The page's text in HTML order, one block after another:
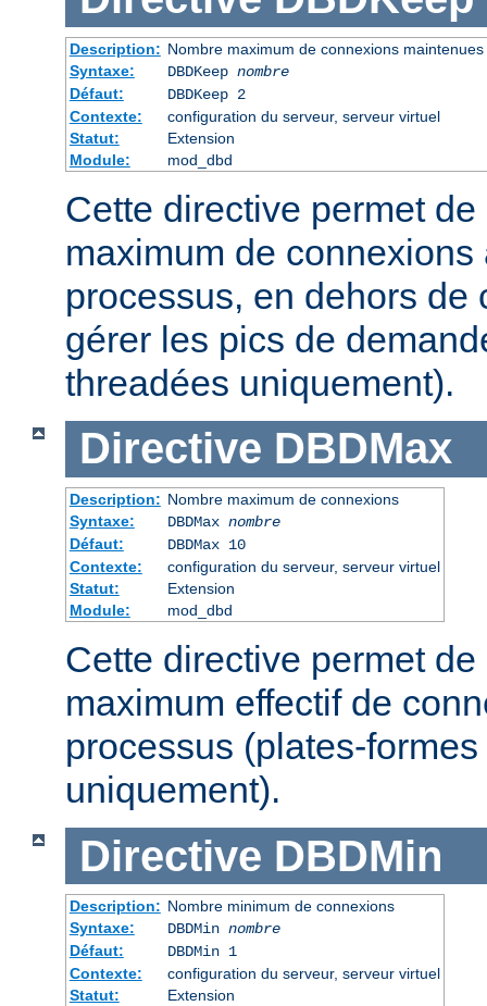
Description: Nombre maximum de connexions maintenues
Syntaxe:
DBDKeep nombre
Défaut:
DBDKeep 2
Contexte:
configuration du serveur, serveur virtuel
Statut:
Extension
Module:
mod_dbd
Cette directive permet
maximum de
processus, en dehors de
gérer les pics de
threadées uniquement).
Directive DBDMax
Description: Nombre maximum de connexions
Syntaxe:
DBDMax nombre
Défaut:
DBDMax 10
Contexte:
configuration du serveur, serveur virtuel
Statut:
Extension
Module:
mod_dbd
Cette directive permet
maximum effectif de
processus (plates-
uniquement).
Directive DBDMin
Description: Nombre minimum de connexions
Syntaxe:
DBDMin nombre
Défaut:
DBDMin 1
Contexte:
configuration du serveur, serveur virtuel
Statut:
Extension